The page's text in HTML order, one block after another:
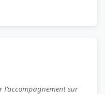
l’accompagnement sur